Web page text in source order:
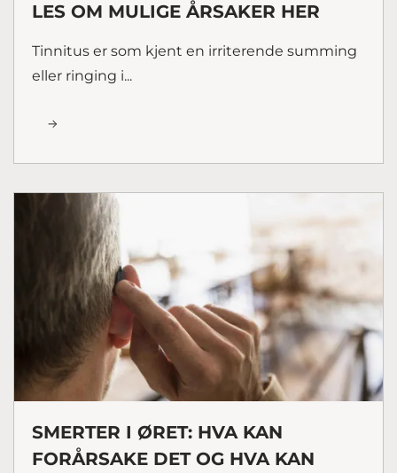
LES OM MULIGE ÅRSAKER HER
Tinnitus er som kjent en irriterende summing
eller ringing i...
SMERTER I ØRET: HVA KAN
FORÅRSAKE DET OG HVA KAN